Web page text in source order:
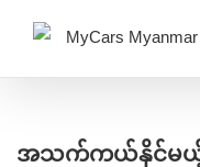
content
Larger
အသက်ကယ်နိုင်မယ့်